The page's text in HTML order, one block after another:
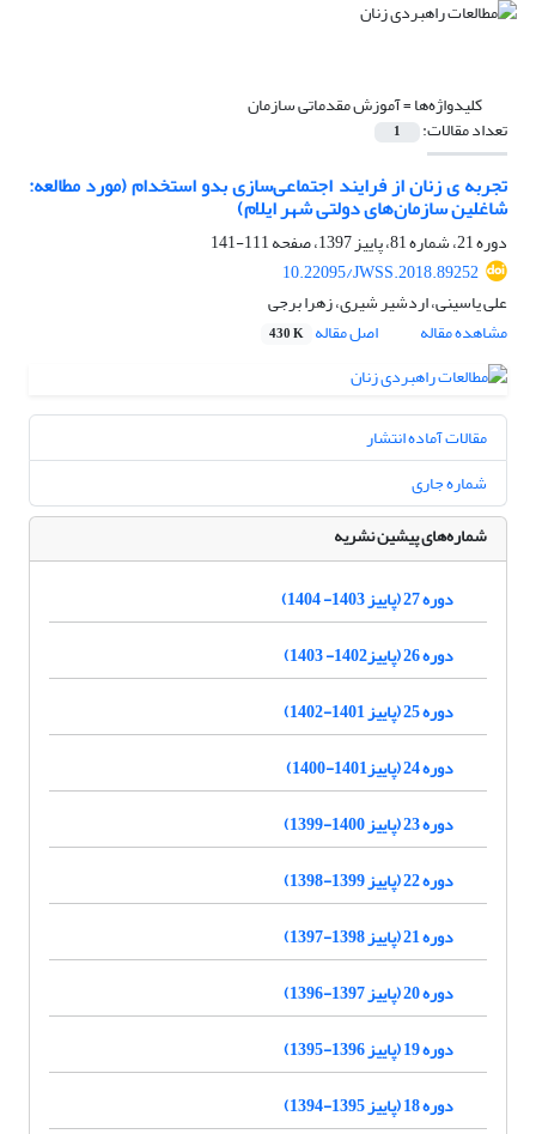
کلیدواژه‌ها =آموزش مقدماتی سازمان
تعداد مقالات: 1
تجربه ی زنان از فرایند اجتماعی‌سازی بدو استخدام (مورد مطالعه:
شاغلین سازمان‌های دولتی شهر ایلام)
دوره 21، شماره 81، پاییز 1397، صفحه
111-141
10.22095/JWSS.2018.89252
علی یاسینی، اردشیر شیری، زهرا برجی
مشاهده مقاله
اصل مقاله 430 K
مقالات آماده انتشار
شماره جاری
شماره‌های پیشین نشریه
دوره 27 (پاییز 1403- 1404)
دوره 26 (پاییز1402- 1403)
دوره 25 (پاییز 1401-1402)
دوره 24 (پاییز1401-1400)
دوره 23 (پاییز 1400-1399)
دوره 22 (پاییز 1399-1398)
دوره 21 (پاییز 1398-1397)
دوره 20 (پاییز 1397-1396)
دوره 19 (پاییز 1396-1395)
دوره 18 (پاییز 1395-1394)